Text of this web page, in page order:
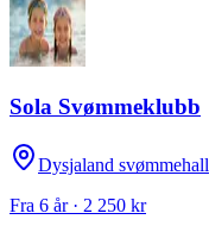
Sola Svømmeklubb
Dysjaland svømmehall
Fra 6 år · 2 250 kr